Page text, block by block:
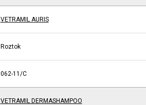
VETRAMIL AURIS
Roztok
062-11/C
VETRAMIL DERMASHAMPOO